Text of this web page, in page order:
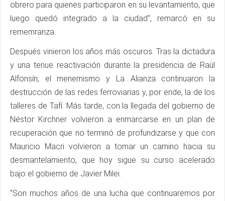
obrero para quienes participaron en su levantamiento, que
luego quedó integrado a la ciudad”, remarcó en su
rememranza.
Después vinieron los años más oscuros. Tras la dictadura
y una tenue reactivación durante la presidencia de Raúl
Alfonsín, el menemismo y La Alianza continuaron la
destrucción de las redes ferroviarias y, por ende, la de los
talleres de Tafí. Más tarde, con la llegada del gobierno de
Néstor Kirchner volvieron a enmarcarse en un plan de
recuperación que no terminó de profundizarse y que con
Mauricio Macri volvieron a tomar un camino hacia su
desmantelamiento, que hoy sigue su curso acelerado
bajo el gobierno de Javier Milei.
“Son muchos años de una lucha que continuaremos por